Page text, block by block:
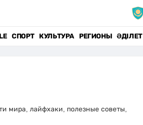
СПОРТ КУЛЬТУРА РЕГИОНЫ ӘДІЛЕТ
мира, лайфхаки, полезные советы,